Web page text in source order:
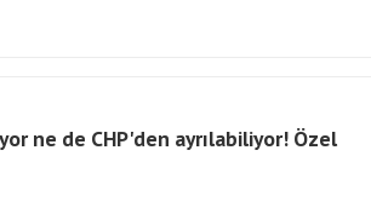
ne de CHP'den ayrılabiliyor! Özel